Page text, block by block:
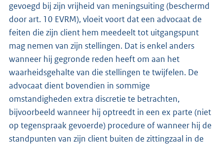
gevoegd bij zijn vrijheid van meningsuiting (beschermd
door art. 10 EVRM), vloeit voort dat een advocaat de
feiten die zijn client hem meedeelt tot uitgangspunt
mag nemen van zijn stellingen. Dat is enkel anders
wanneer hij gegronde reden heeft om aan het
waarheidsgehalte van die stellingen te twijfelen. De
advocaat dient bovendien in sommige
omstandigheden extra discretie te betrachten,
bijvoorbeeld wanneer hij optreedt in een ex parte (niet
op tegenspraak gevoerde) procedure of wanneer hij de
standpunten van zijn client buiten de zittingzaal in de